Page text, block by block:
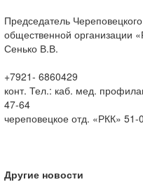
Председатель
общественной организации
Сенько В.В.
+7921- 6860429
конт. Тел.: каб. мед.
47-64
череповецкое отд. «РКК» 51-
Другие новости